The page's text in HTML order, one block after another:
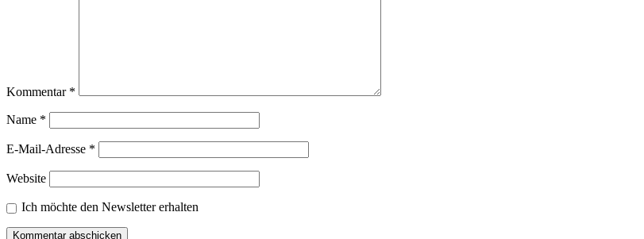
Kommentar *
Name *
E-Mail-Adresse *
Website
Ich möchte den Newsletter erhalten